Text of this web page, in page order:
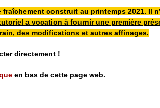
construit au printemps 2021. Il
a vocation à fournir une première
des modifications et autres affinages.
directement !
en bas de cette page web.